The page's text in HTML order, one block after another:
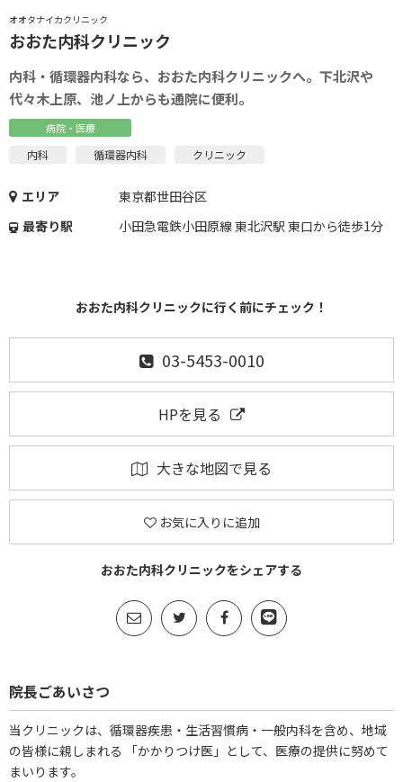
オオタナイカクリニック
おおた内科クリニック
内科・循環器内科なら、おおた内科クリニックへ。下北沢や
代々木上原、池ノ上からも通院に便利。
病院・医療
内科 循環器内科 クリニック
エリア
東京都世田谷区
最寄り駅
小田急電鉄小田原線 東北沢駅 東口から徒歩1分
おおた内科クリニックに行く前にチェック！
03-5453-0010
HPを見る
大きな地図で見る
お気に入りに追加
おおた内科クリニックをシェアする
院長ごあいさつ
当クリニックは、循環器疾患・生活習慣病・一般内科を含め、地域
の皆様に親しまれる 「かかりつけ医」として、医療の提供に努めて
まいります。